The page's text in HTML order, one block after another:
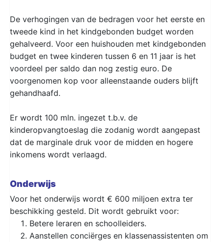
De verhogingen van de bedragen voor het eerste en
tweede kind in het kindgebonden budget worden
gehalveerd. Voor een huishouden met kindgebonden
budget en twee kinderen tussen 6 en 11 jaar is het
voordeel per saldo dan nog zestig euro. De
voorgenomen kop voor alleenstaande ouders blijft
gehandhaafd.
Er wordt 100 mln. ingezet t.b.v. de
kinderopvangtoeslag die zodanig wordt aangepast
dat de marginale druk voor de midden en hogere
inkomens wordt verlaagd.
Onderwijs
Voor het onderwijs wordt € 600 miljoen extra ter
beschikking gesteld. Dit wordt gebruikt voor:
Betere leraren en schoolleiders.
Aanstellen conciërges en klassenassistenten om